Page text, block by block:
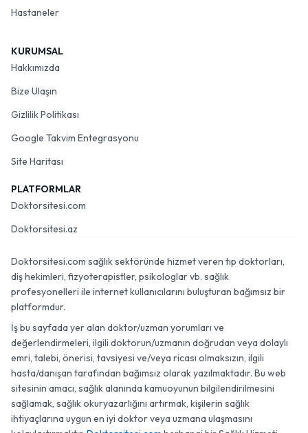
Hastaneler
KURUMSAL
Hakkımızda
Bize Ulaşın
Gizlilik Politikası
Google Takvim Entegrasyonu
Site Haritası
PLATFORMLAR
Doktorsitesi.com
Doktorsitesi.az
Doktorsitesi.com sağlık sektöründe hizmet veren tıp doktorları,
diş hekimleri, fizyoterapistler, psikologlar vb. sağlık
profesyonelleri ile internet kullanıcılarını buluşturan bağımsız bir
platformdur.
İş bu sayfada yer alan doktor/uzman yorumları ve
değerlendirmeleri, ilgili doktorun/uzmanın doğrudan veya dolaylı
emri, talebi, önerisi, tavsiyesi ve/veya ricası olmaksızın, ilgili
hasta/danışan tarafından bağımsız olarak yazılmaktadır. Bu web
sitesinin amacı, sağlık alanında kamuoyunun bilgilendirilmesini
sağlamak, sağlık okuryazarlığını artırmak, kişilerin sağlık
ihtiyaçlarına uygun en iyi doktor veya uzmana ulaşmasını